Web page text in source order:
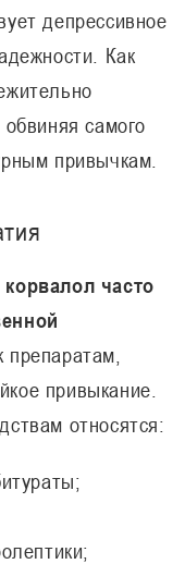
депрессивное
Как
самого
привычкам.
часто
препаратам,
привыкание.
относятся: